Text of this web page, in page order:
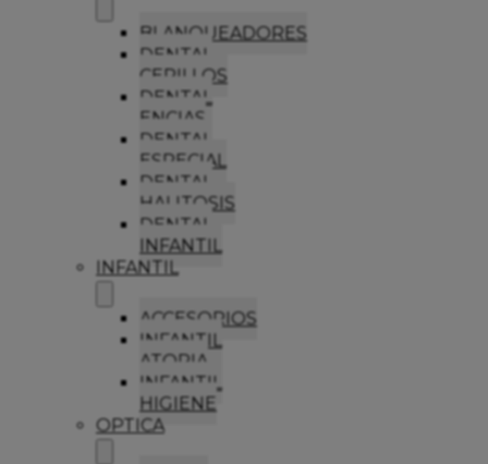
BLANQUEADORES
DENTAL
CEPILLOS
DENTAL
ENCIAS
DENTAL
ESPECIAL
DENTAL
HALITOSIS
DENTAL
INFANTIL
INFANTIL
ACCESORIOS
INFANTIL
ATOPIA
INFANTIL
HIGIENE
OPTICA